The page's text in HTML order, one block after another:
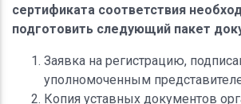
сертификата соответствия
подготовить следующий пакет
Заявка на регистрацию,
уполномоченным
Копия уставных документов